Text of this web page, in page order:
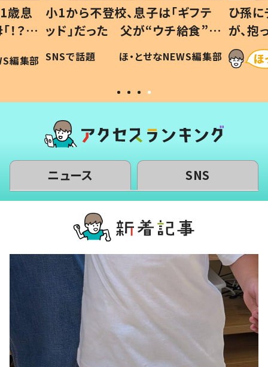
子は「ギフテ
“ウチ給食”を
は #令和の親
せなNEWS編集部
ひ孫にデレデレな80歳じいじ
が、抱っこすると…ひ孫の反応に
「涙が出ました」「可愛くて仕方な
い」
ほ・とせなNEWS編集
ニュース SNS